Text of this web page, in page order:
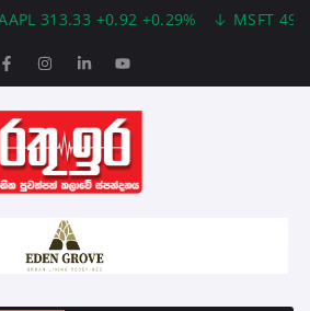
+0.92 +0.29% MSFT 499.99